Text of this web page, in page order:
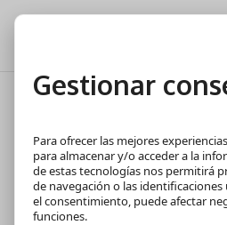
Gestionar
Para ofrecer las mejores
para almacenar y/o acceder a la
de estas tecnologías nos permitirá
de navegación o las
el consentimiento, puede afectar
funciones.
Nov 15, 2021|
Contenido